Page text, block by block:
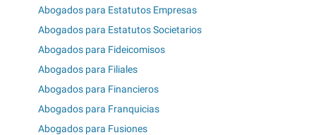
Abogados para Estatutos Empresas
Abogados para Estatutos Societarios
Abogados para Fideicomisos
Abogados para Filiales
Abogados para Financieros
Abogados para Franquicias
Abogados para Fusiones